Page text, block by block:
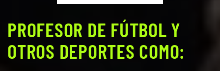
PROFESOR DE FÚTBOL Y
OTROS DEPORTES COMO: